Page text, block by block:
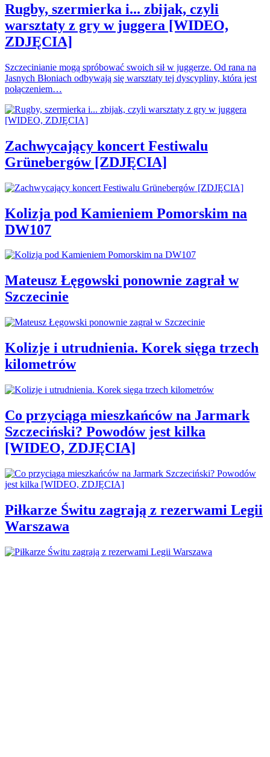
Rugby, szermierka i... zbijak, czyli
warsztaty z gry w juggera [WIDEO,
ZDJĘCIA]
Szczecinianie mogą spróbować swoich sił w juggerze. Od rana na
Jasnych Błoniach odbywają się warsztaty tej dyscypliny, która jest
połączeniem…
Zachwycający koncert Festiwalu
Grünebergów [ZDJĘCIA]
Kolizja pod Kamieniem Pomorskim na
DW107
Mateusz Łęgowski ponownie zagrał w
Szczecinie
Kolizje i utrudnienia. Korek sięga trzech
kilometrów
Co przyciąga mieszkańców na Jarmark
Szczeciński? Powodów jest kilka
[WIDEO, ZDJĘCIA]
Piłkarze Świtu zagrają z rezerwami Legii
Warszawa